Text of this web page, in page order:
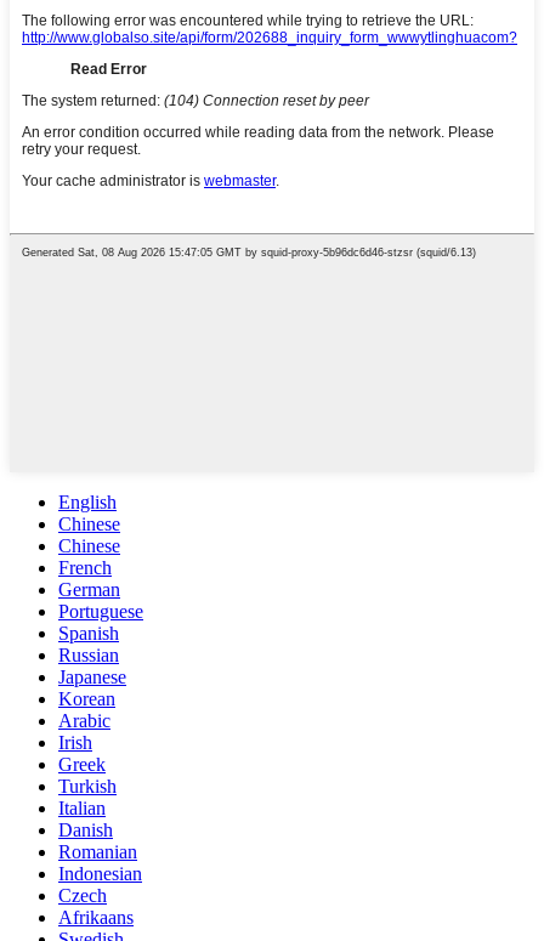
English
Chinese
Chinese
French
German
Portuguese
Spanish
Russian
Japanese
Korean
Arabic
Irish
Greek
Turkish
Italian
Danish
Romanian
Indonesian
Czech
Afrikaans